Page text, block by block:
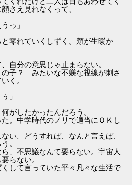
さえ見れなくって、
っ」
零れていくしずく。頬が生暖か
自分の意思じゃ止まらない。
子？ みたいな不躾な視線が刺さ
く。
」
がしたかったんだろう。
。中学時代のノリで適当にＯＫし
い。どうすれば、なんと言えば、
。
、不思議なんて要らない。宇宙人
らない。
して言っていた平々凡々な生活で